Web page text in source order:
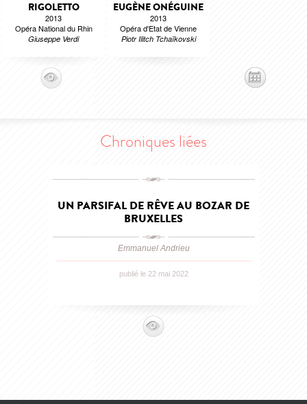
RIGOLETTO
2013
Opéra National du Rhin
Giuseppe Verdi
EUGÈNE ONÉGUINE
2013
Opéra d'Etat de Vienne
Piotr Ilitch Tchaïkovski
Chroniques liées
UN PARSIFAL DE RÊVE AU BOZAR DE
BRUXELLES
Emmanuel Andrieu
publié le 22 mai 2022